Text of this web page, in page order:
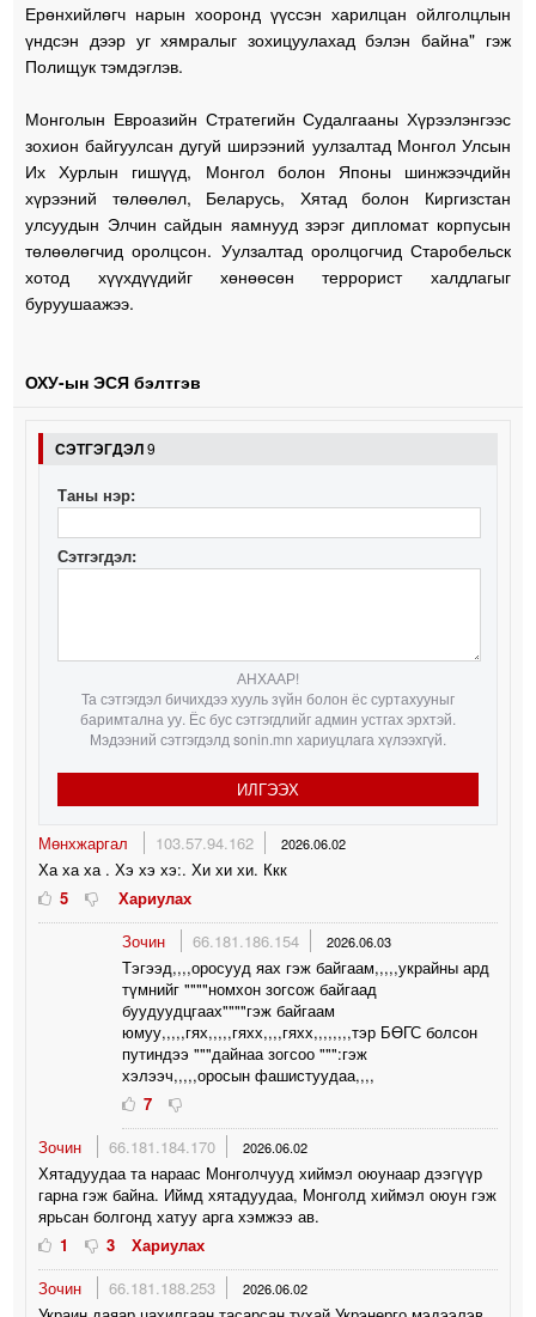
Ерөнхийлөгч нарын хооронд үүссэн харилцан ойлголцлын
үндсэн дээр уг хямралыг зохицуулахад бэлэн байна" гэж
Полищук тэмдэглэв.
Монголын Евроазийн Стратегийн Судалгааны Хүрээлэнгээс
зохион байгуулсан дугуй ширээний уулзалтад Монгол Улсын
Их Хурлын гишүүд, Монгол болон Японы шинжээчдийн
хүрээний төлөөлөл, Беларусь, Хятад болон Киргизстан
улсуудын Элчин сайдын яамнууд зэрэг дипломат корпусын
төлөөлөгчид оролцсон. Уулзалтад оролцогчид Старобельск
хотод хүүхдүүдийг хөнөөсөн террорист халдлагыг
буруушаажээ.
ОХУ-ын ЭСЯ бэлтгэв
СЭТГЭГДЭЛ9
Таны нэр:
Сэтгэгдэл:
АНХААР!
Та сэтгэгдэл бичихдээ хууль зүйн болон ёс суртахууныг
баримтална уу. Ёс бус сэтгэгдлийг админ устгах эрхтэй.
Мэдээний сэтгэгдэлд sonin.mn хариуцлага хүлээхгүй.
ИЛГЭЭХ
Мөнхжаргал 103.57.94.162 2026.06.02
Ха ха ха . Хэ хэ хэ:. Хи хи хи. Ккк
5
Хариулах
Зочин
66.181.186.154 2026.06.03
Тэгээд,,,,оросууд яах гэж байгаам,,,,,украйны ард
түмнийг """"номхон зогсож байгаад
буудуудцгаах""""гэж байгаам
юмуу,,,,,гях,,,,,гяхх,,,,гяхх,,,,,,,,тэр БӨГС болсон
путиндээ """дайнаа зогсоо """:гэж
хэлээч,,,,,оросын фашистуудаа,,,,
7
Зочин
66.181.184.170 2026.06.02
Хятадуудаа та нараас Монголчууд хиймэл оюунаар дээгүүр
гарна гэж байна. Иймд хятадуудаа, Монголд хиймэл оюун гэж
ярьсан болгонд хатуу арга хэмжээ ав.
1
3
Хариулах
Зочин
66.181.188.253 2026.06.02